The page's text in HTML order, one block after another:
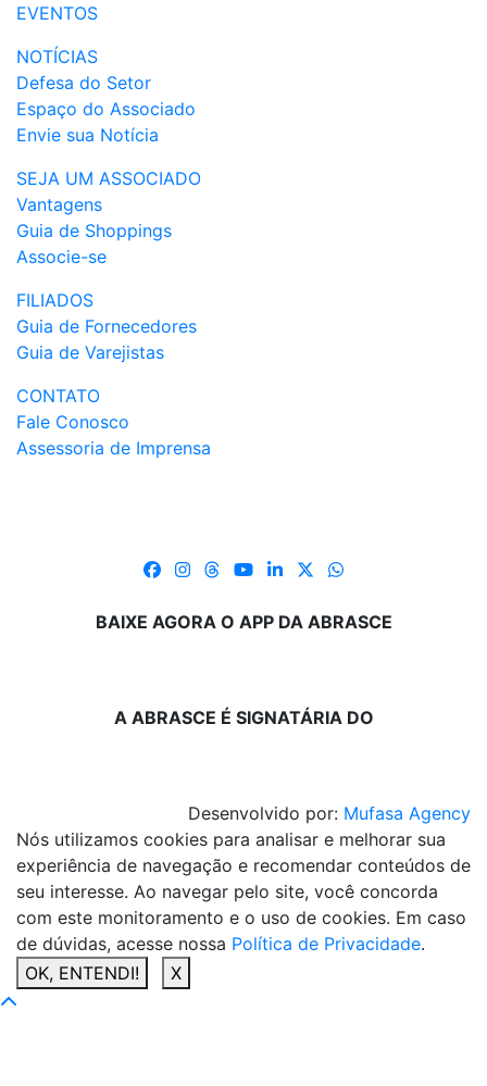
EVENTOS
NOTÍCIAS
Defesa do Setor
Espaço do Associado
Envie sua Notícia
SEJA UM ASSOCIADO
Vantagens
Guia de Shoppings
Associe-se
FILIADOS
Guia de Fornecedores
Guia de Varejistas
CONTATO
Fale Conosco
Assessoria de Imprensa
BAIXE AGORA O APP DA ABRASCE
A ABRASCE É SIGNATÁRIA DO
Desenvolvido por: Mufasa Agency
Nós utilizamos cookies para analisar e melhorar sua
experiência de navegação e recomendar conteúdos de
seu interesse. Ao navegar pelo site, você concorda
com este monitoramento e o uso de cookies. Em caso
de dúvidas, acesse nossa Política de Privacidade.
OK, ENTENDI!
X